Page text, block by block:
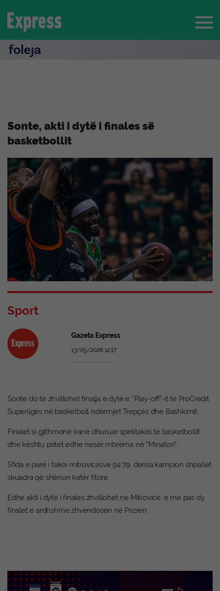
Sonte, akti i dytë i finales së
basketbollit
Sport
Gazeta Express
13/05/2026 12:17
Sonte do të zhvillohet finalja e dytë e “Play-off”-it të ProCredit
Superligës në basketboll ndërmjet Trepçës dhe Bashkimit.
Finalet si gjithmonë kanë dhuruar spektakël të basketbollit
dhe kështu pritet edhe nesër mbrëma në “Minatori”.
Sfida e parë i takoi mitrovicasve 94:79, derisa kampion shpallet
skuadra që shënon katër fitore.
Edhe akti i dytë i finales zhvillohet në Mitrovicë, e më pas dy
finalet e ardhshme zhvendosen në Prizren.